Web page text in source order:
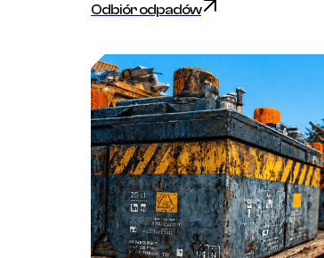
Odbiór odpadów